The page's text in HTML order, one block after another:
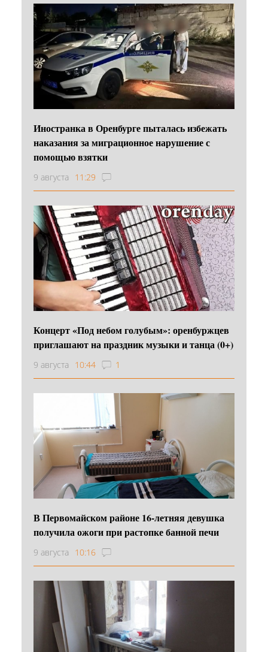
Иностранка в Оренбурге пыталась избежать
наказания за миграционное нарушение с
помощью взятки
9 августа 11:29
Концерт «Под небом голубым»: оренбуржцев
приглашают на праздник музыки и танца (0+)
9 августа 10:44 1
В Первомайском районе 16‑летняя девушка
получила ожоги при растопке банной печи
9 августа 10:16